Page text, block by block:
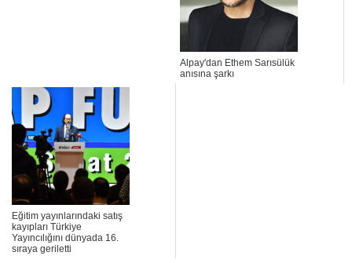
Alpay'dan Ethem Sarısülük
anısına şarkı
Eğitim yayınlarındaki satış
kayıpları Türkiye
Yayıncılığını dünyada 16.
sıraya geriletti